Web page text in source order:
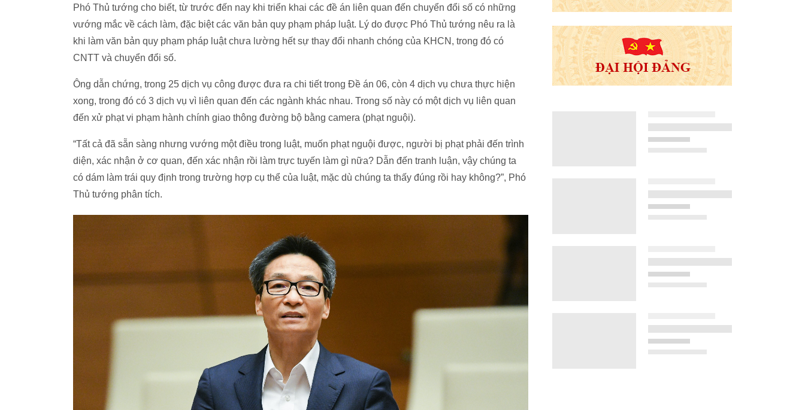
Phó Thủ tướng cho biết, từ trước đến nay khi triển khai các đề án liên quan đến chuyển đổi số có những
vướng mắc về cách làm, đặc biệt các văn bản quy phạm pháp luật. Lý do được Phó Thủ tướng nêu ra là
khi làm văn bản quy phạm pháp luật chưa lường hết sự thay đổi nhanh chóng của KHCN, trong đó có
CNTT và chuyển đổi số.
Ông dẫn chứng, trong 25 dịch vụ công được đưa ra chi tiết trong Đề án 06, còn 4 dịch vụ chưa thực hiện
xong, trong đó có 3 dịch vụ vì liên quan đến các ngành khác nhau. Trong số này có một dịch vụ liên quan
đến xử phạt vi phạm hành chính giao thông đường bộ bằng camera (phạt nguội).
“Tất cả đã sẵn sàng nhưng vướng một điều trong luật, muốn phạt nguội được, người bị phạt phải đến trình
diện, xác nhận ở cơ quan, đến xác nhận rồi làm trực tuyến làm gì nữa? Dẫn đến tranh luận, vậy chúng ta
có dám làm trái quy định trong trường hợp cụ thể của luật, mặc dù chúng ta thấy đúng rồi hay không?”, Phó
Thủ tướng phân tích.